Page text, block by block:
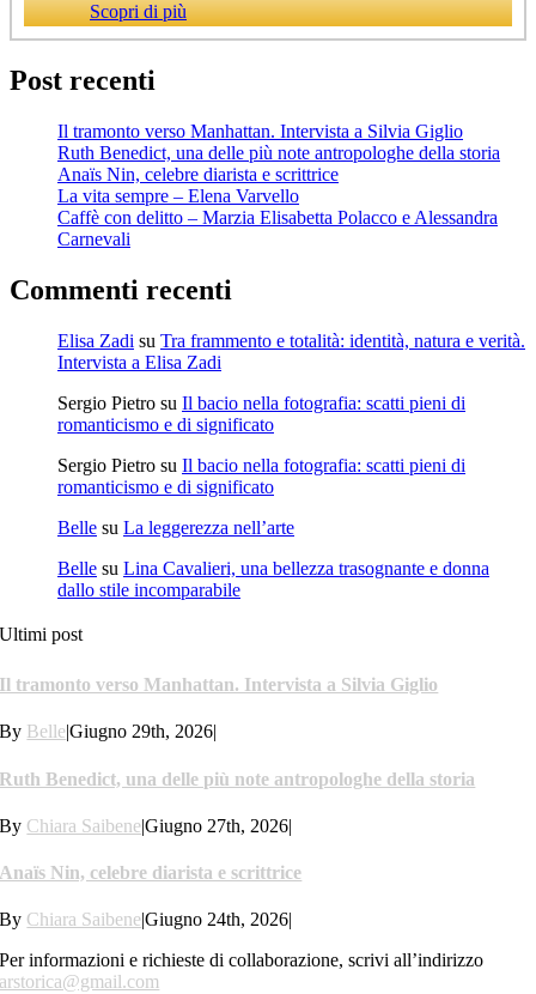
Scopri di più
Post recenti
Il tramonto verso Manhattan. Intervista a Silvia Giglio
Ruth Benedict, una delle più note antropologhe della storia
Anaïs Nin, celebre diarista e scrittrice
La vita sempre – Elena Varvello
Caffè con delitto – Marzia Elisabetta Polacco e Alessandra
Carnevali
Commenti recenti
Elisa Zadi su Tra frammento e totalità: identità, natura e verità.
Intervista a Elisa Zadi
Sergio Pietro su Il bacio nella fotografia: scatti pieni di
romanticismo e di significato
Sergio Pietro su Il bacio nella fotografia: scatti pieni di
romanticismo e di significato
Belle su La leggerezza nell’arte
Belle su Lina Cavalieri, una bellezza trasognante e donna
dallo stile incomparabile
Ultimi post
Il tramonto verso Manhattan. Intervista a Silvia Giglio
By Belle|Giugno 29th, 2026|
Ruth Benedict, una delle più note antropologhe della storia
By Chiara Saibene|Giugno 27th, 2026|
Anaïs Nin, celebre diarista e scrittrice
By Chiara Saibene|Giugno 24th, 2026
Per informazioni e richieste di collaborazione, scrivi all’indirizzo
arstorica@gmail.com